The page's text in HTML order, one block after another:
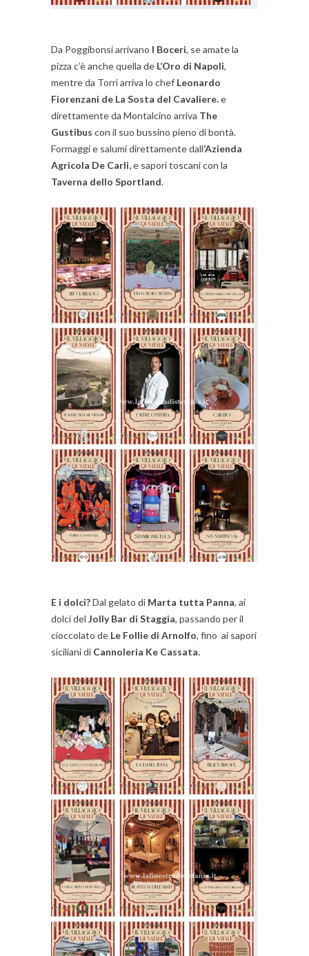
Da Poggibonsi arrivano I Boceri, se amate la
pizza c’è anche quella de L’Oro di Napoli,
mentre da Torri arriva lo chef Leonardo
Fiorenzani de La Sosta del Cavaliere.e
direttamente da Montalcino arriva The
Gustibus con il suo bussino pieno di bontà.
Formaggi e salumi direttamente dall‘Azienda
Agricola De Carli,e sapori toscani con la
Taverna dello Sportland.
E i dolci?Dal gelato di Marta tutta Panna, ai
dolci del Jolly Bar di Staggia, passando per il
cioccolato de Le Follie di Arnolfo, fino ai sapori
siciliani di Cannoleria Ke Cassata.